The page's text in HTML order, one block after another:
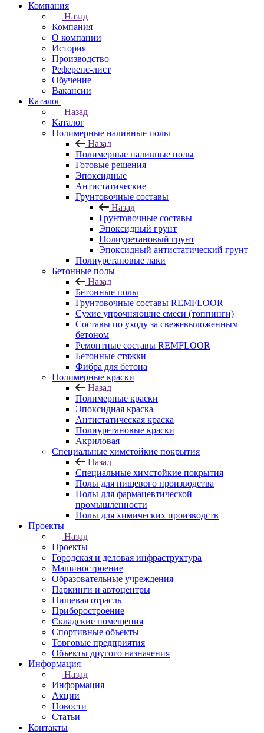
Компания
Назад
Компания
О компании
История
Производство
Референс-лист
Обучение
Вакансии
Каталог
Назад
Каталог
Полимерные наливные полы
Назад
Полимерные наливные полы
Готовые решения
Эпоксидные
Антистатические
Грунтовочные составы
Назад
Грунтовочные составы
Эпоксидный грунт
Полиуретановый грунт
Эпоксидный антистатический грунт
Полиуретановые лаки
Бетонные полы
Назад
Бетонные полы
Грунтовочные составы REMFLOOR
Сухие упрочняющие смеси (топпинги)
Составы по уходу за свежевыложенным
бетоном
Ремонтные составы REMFLOOR
Бетонные стяжки
Фибра для бетона
Полимерные краски
Назад
Полимерные краски
Эпоксидная краска
Антистатическая краска
Полиуретановые краски
Акриловая
Специальные химстойкие покрытия
Назад
Специальные химстойкие покрытия
Полы для пищевого производства
Полы для фармацевтической
промышленности
Полы для химических производств
Проекты
Назад
Проекты
Городская и деловая инфраструктура
Машиностроение
Образовательные учреждения
Паркинги и автоцентры
Пищевая отрасль
Приборостроение
Складские помещения
Спортивные объекты
Торговые предприятия
Объекты другого назначения
Информация
Назад
Информация
Акции
Новости
Статьи
Контакты